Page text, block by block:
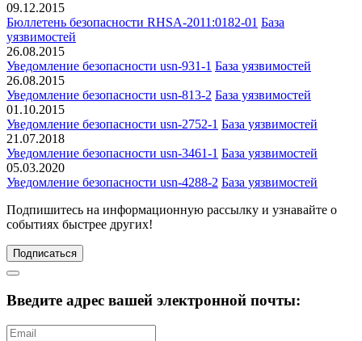
09.12.2015
Бюллетень безопасности RHSA-2011:0182-01 База
уязвимостей
26.08.2015
Уведомление безопасности usn-931-1 База уязвимостей
26.08.2015
Уведомление безопасности usn-813-2 База уязвимостей
01.10.2015
Уведомление безопасности usn-2752-1 База уязвимостей
21.07.2018
Уведомление безопасности usn-3461-1 База уязвимостей
05.03.2020
Уведомление безопасности usn-4288-2 База уязвимостей
Подпишитесь на информационную рассылку и узнавайте о
событиях быстрее других!
Подписаться
Введите адрес вашей электронной почты: